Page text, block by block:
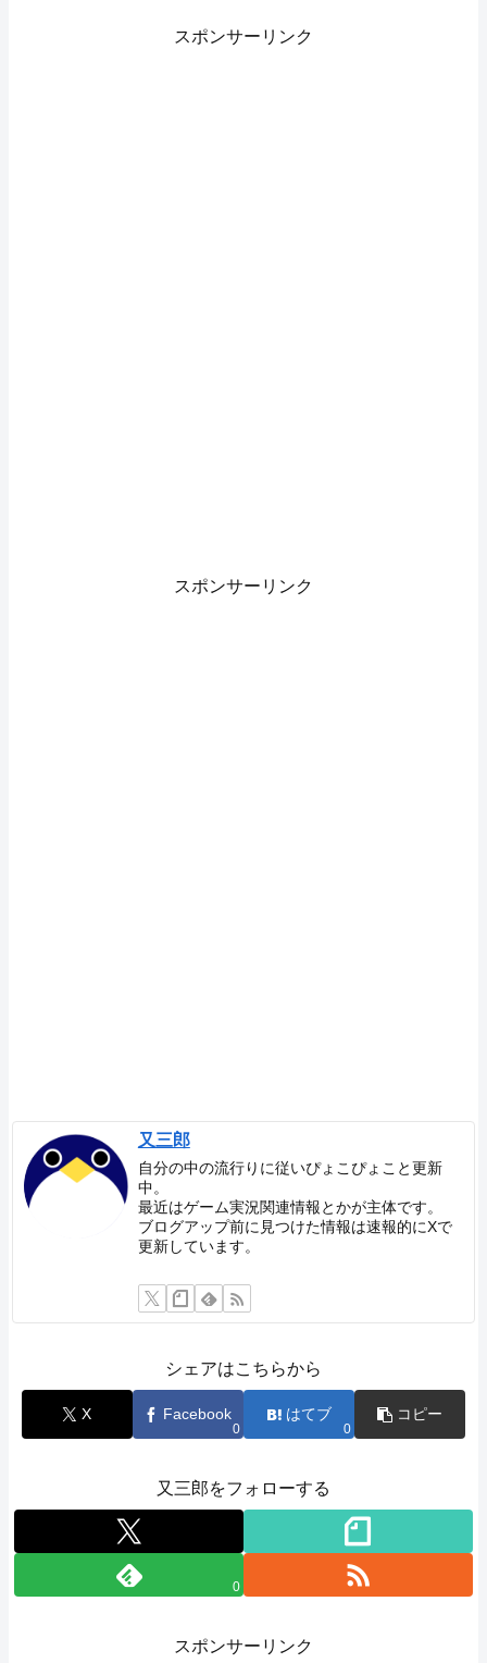
スポンサーリンク
スポンサーリンク
又三郎
自分の中の流行りに従いぴょこぴょこと更新
中。
最近はゲーム実況関連情報とかが主体です。
ブログアップ前に見つけた情報は速報的にXで
更新しています。
シェアはこちらから
X Facebook
0
はてブ
0
コピー
又三郎をフォローする
0
スポンサーリンク